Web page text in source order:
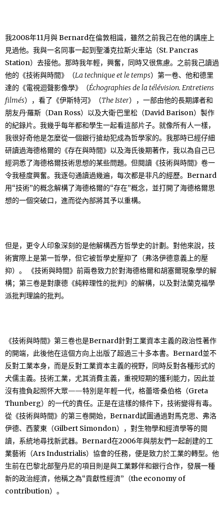
我2008年11月與 Bernard在倫敦相識，雖然之前我己在他的講座上
見過他。我與一名同事一起到聖潘克拉斯火車站（St. Pancras
Station）去接他。那時我年輕，興奮，同時又很焦慮。之前我己讀過
他的《技術與時間》（La technique et le temps）第一卷、他和德里
達的《電視迴聲影像學》（Échographies de la télévision. Entretiens
filmés），看了《伊斯特河》（TheIster），一部由他的長期譯者和
朋友丹·羅斯（Dan Ross）以及大衛·巴里松（David Barison）製作
的紀錄片。我幾乎每年都和學生一起看這部片子。就像所有人一樣，
我很好奇他是怎麼從一個銀行搶劫犯成為哲學家的。我那時已經仔細
研讀過海德格爾的《存在與時間》以及海氏後期著作，我以為自己已
經洞悉了海德格爾技術思想的某些問題。但閱讀《技術與時間》卷一
令我極度興奮。我逐句通讀過幾遍，每次都是非凡的經歷。Bernard
用“技術”的概念解構了海德格爾的“存在”概念，並打開了海德格爾思
想的一個突破口，進而從內部將其予以重構。
但是，更令人印象深刻的是他解構西方哲學史的計劃。對他來說，技
術實際上是第一哲學，但它被哲學史壓抑了（弗洛伊德意義上的壓
抑）。 《技術與時間》前兩卷致力於對海德格爾和胡塞爾現象學的解
構；第三卷是對康德《純粹理性的批判》的解構，以及對法蘭克福學
派批判理論的批判。
《技術與時間》第三卷也是Bernard針對工業資本主義的政治性著作
的開端，此後他在這個方向上出版了超過三十多本書。Bernard並不
反對工業本身，而是反對工業資本主義的視野，同時反對各種形式的
犬儒主義。技術工業，尤其消費主義，重視短期的獲利能力，因此並
沒有擔負起照怀大眾——特別是年輕一代，格蕾塔·桑伯格（Greta
Thunberg）的一代的責任。正是在這樣的條件下，技術變得有毒。
從《技術與時間》的第三卷開始，Bernard試圖通過對馬克思、弗洛
伊德、西蒙東（Gilbert Simondon），對生物學和經濟學等的閱
讀，系統地尋找新武器。Bernard在2006年與朋友們一起創建的工
業藝術（Ars Industrialis）協會的任務，便是致力於工業的轉型。他
生前在巴黎北部聖丹尼的項目則是與工業夥伴和銀行合作，發展一種
新的政治經濟，他稱之為“貢獻性經濟”（the economy of
contribution）。